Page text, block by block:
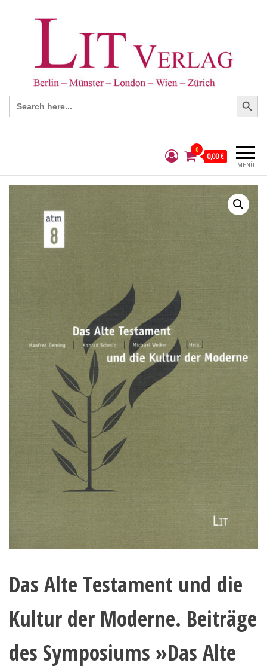
Search
for:
Search Button
MENÜ
0
0,00 €
Das Alte Testament und die
Kultur der Moderne. Beiträge
des Symposiums »Das Alte